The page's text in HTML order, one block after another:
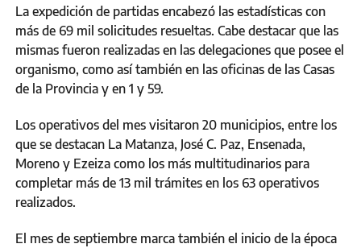
La expedición de partidas encabezó las estadísticas con
más de 69 mil solicitudes resueltas. Cabe destacar que las
mismas fueron realizadas en las delegaciones que posee el
organismo, como así también en las oficinas de las Casas
de la Provincia y en 1 y 59.
Los operativos del mes visitaron 20 municipios, entre los
que se destacan La Matanza, José C. Paz, Ensenada,
Moreno y Ezeiza como los más multitudinarios para
completar más de 13 mil trámites en los 63 operativos
realizados.
El mes de septiembre marca también el inicio de la época